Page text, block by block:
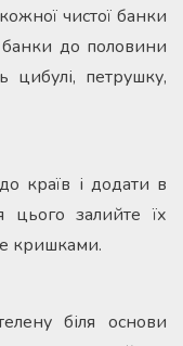
чистої банки
до половини
цибулі, петрушку,
країв і додати в
цього залийте їх
кришками.
біля основи